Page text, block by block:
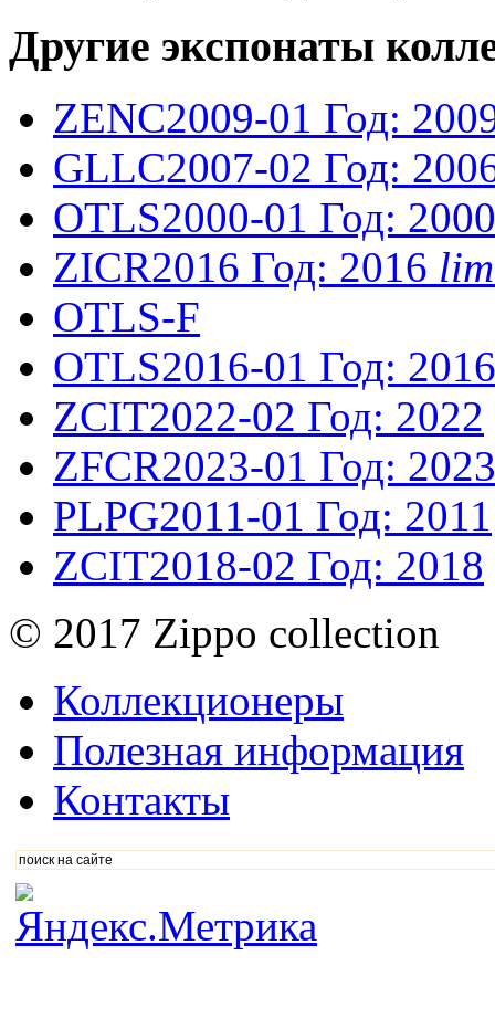
Другие экспонаты
ZENC2009-01 Год:
GLLC2007-02 Год:
OTLS2000-01 Год: 2000
ZICR2016 Год: 2016
OTLS-F
OTLS2016-01 Год: 2016
ZCIT2022-02 Год: 2022
ZFCR2023-01 Год: 2023
PLPG2011-01 Год: 2011
ZCIT2018-02 Год: 2018
© 2017 Zippo collection
Коллекционеры
Полезная информация
Контакты